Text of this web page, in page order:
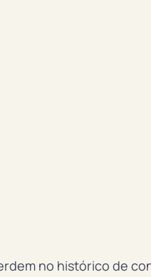
no histórico de